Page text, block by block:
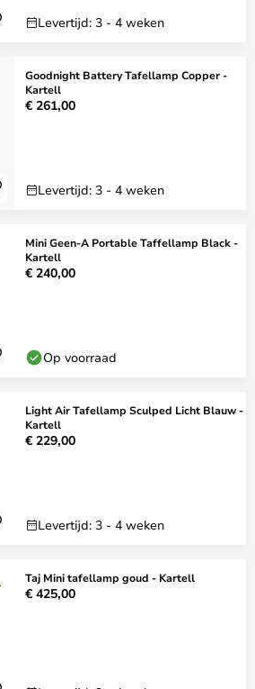
Levertijd: 3 - 4 weken
Goodnight Battery Tafellamp Copper -
Kartell
€ 261,00
Levertijd: 3 - 4 weken
Mini Geen-A Portable Taffellamp Black -
Kartell
€ 240,00
Op voorraad
Light Air Tafellamp Sculped Licht Blauw -
Kartell
€ 229,00
Levertijd: 3 - 4 weken
Taj Mini tafellamp goud - Kartell
€ 425,00